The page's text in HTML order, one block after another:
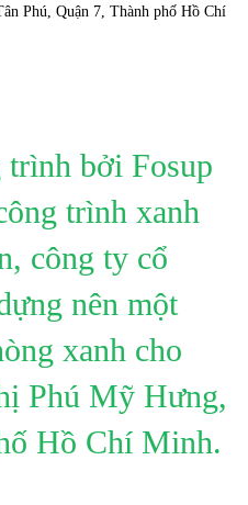
Phú, Quận 7, Thành phố Hồ Chí
bởi Fosup
trình xanh
công ty cổ
nên một
xanh cho
Phú Mỹ Hưng,
Hồ Chí Minh.